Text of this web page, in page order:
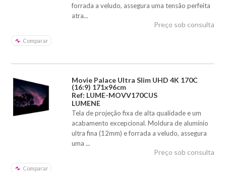
forrada a veludo, assegura uma tensão perfeita
atra...
Comparar
Preço sob consulta
Movie Palace Ultra Slim UHD 4K 170C
(16:9) 171x96cm
Ref: LUME-MOVV170CUS
LUMENE
Tela de projeção fixa de alta qualidade e um
acabamento excepcional. Moldura de alumínio
ultra fina (12mm) e forrada a veludo, assegura
uma ...
Comparar
Preço sob consulta